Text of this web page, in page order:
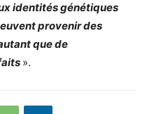
identités génétiques
provenir des
que de
».